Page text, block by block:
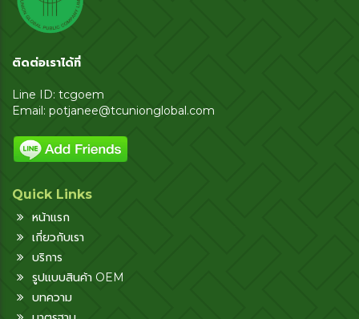
ติดต่อเราได้ที่
Line ID: tcgoem
Email: potjanee@tcunionglobal.com
Quick Links
หน้าแรก
เกี่ยวกับเรา
บริการ
รูปแบบสินค้า OEM
บทความ